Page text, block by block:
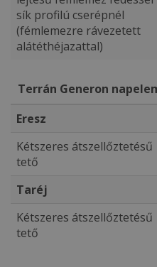
sík profilú cserépnél
(fémlemezre rávezetett
alátéthéjazattal)
Terrán Generon
Eresz
Kétszeres átszellőztetésű
tető
Taréj
Kétszeres átszellőztetésű
tető